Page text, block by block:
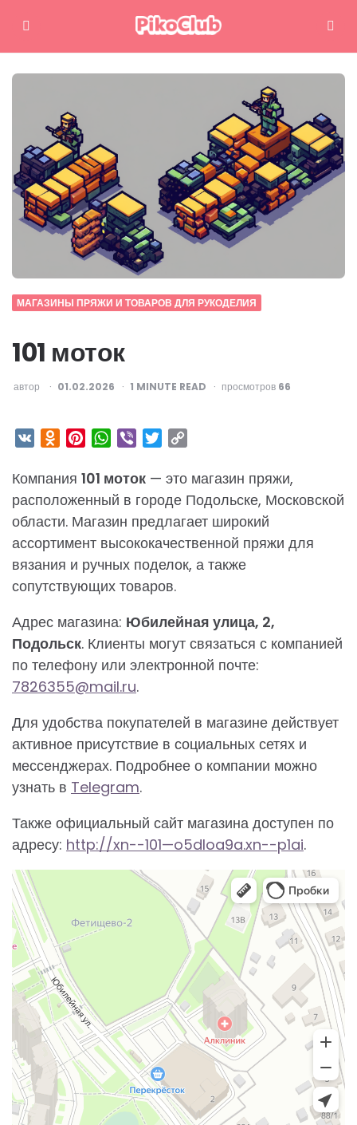
Меню Поиск
МАГАЗИНЫ ПРЯЖИ И ТОВАРОВ ДЛЯ РУКОДЕЛИЯ
101 моток
ОПУБЛИКОВАНО
автор 01.02.2026 1 MINUTE READ просмотров 66
VK Odnoklassniki
PinterestWhatsApp
Viber Twitter
Компания 101 моток — это магазин пряжи,
расположенный в городе Подольске, Московской
области. Магазин предлагает широкий
ассортимент высококачественной пряжи для
вязания и ручных поделок, а также
сопутствующих товаров.
Адрес магазина: Юбилейная улица, 2,
Подольск. Клиенты могут связаться с компанией
по телефону или электронной почте:
7826355@mail.ru.
Для удобства покупателей в магазине действует
активное присутствие в социальных сетях и
мессенджерах. Подробнее о компании можно
узнать в Telegram.
Также официальный сайт магазина доступен по
адресу: http://xn--101—o5dloa9a.xn--p1ai.